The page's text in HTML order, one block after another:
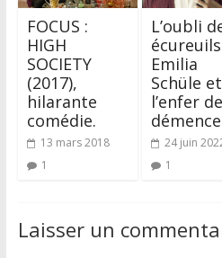
FOCUS :
HIGH
SOCIETY
(2017),
hilarante
comédie.
13 mars 2018
1
L’oubli
Emilia
Schüle et
l’enfer
démence
24 juin
1
Laisser un